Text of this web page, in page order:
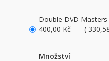
Double DVD
400,00 Kč ( 330,58
Množství